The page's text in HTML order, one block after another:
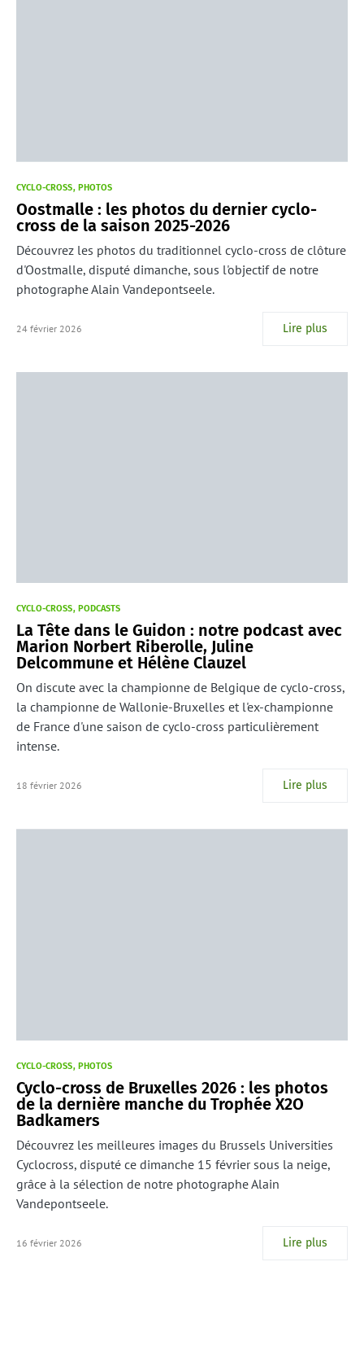
CYCLO-CROSS PHOTOS
Oostmalle : les photos du dernier cyclo-
cross de la saison 2025-2026
Découvrez les photos du traditionnel cyclo-cross de clôture
d'Oostmalle, disputé dimanche, sous l'objectif de notre
photographe Alain Vandepontseele.
24 février 2026 Lire plus
CYCLO-CROSS PODCASTS
La Tête dans le Guidon : notre podcast avec
Marion Norbert Riberolle, Juline
Delcommune et Hélène Clauzel
On discute avec la championne de Belgique de cyclo-cross,
la championne de Wallonie-Bruxelles et l'ex-championne
de France d'une saison de cyclo-cross particulièrement
intense.
18 février 2026 Lire plus
CYCLO-CROSS PHOTOS
Cyclo-cross de Bruxelles 2026 : les photos
de la dernière manche du Trophée X2O
Badkamers
Découvrez les meilleures images du Brussels Universities
Cyclocross, disputé ce dimanche 15 février sous la neige,
grâce à la sélection de notre photographe Alain
Vandepontseele.
16 février 2026 Lire plus